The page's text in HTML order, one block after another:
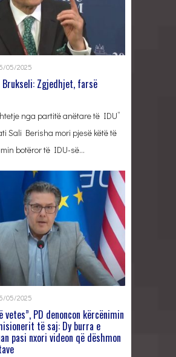
05/2025
Brukseli: Zgjedhjet, farsë
nga partitë anëtare të IDU”
Sali Berisha mori pjesë këtë të
botëror të IDU-së…
05/2025
vetes”, PD denoncon kërcënimin
të saj: Dy burra e
pasi nxori videon që dëshmon